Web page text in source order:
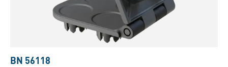
BN 56118